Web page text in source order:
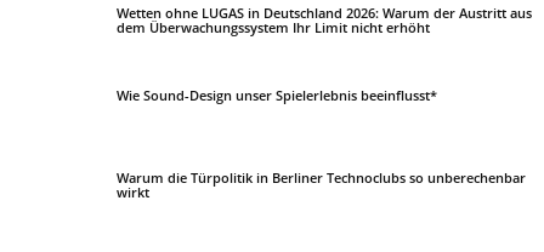
Wetten ohne LUGAS in Deutschland 2026: Warum der Austritt aus
dem Überwachungssystem Ihr Limit nicht erhöht
Wie Sound-Design unser Spielerlebnis beeinflusst*
Warum die Türpolitik in Berliner Technoclubs so unberechenbar
wirkt